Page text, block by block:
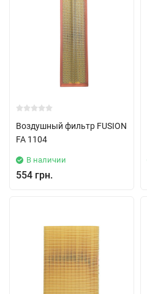
Воздушный фильтр FUSION
FA 1104
В наличии
554 грн.